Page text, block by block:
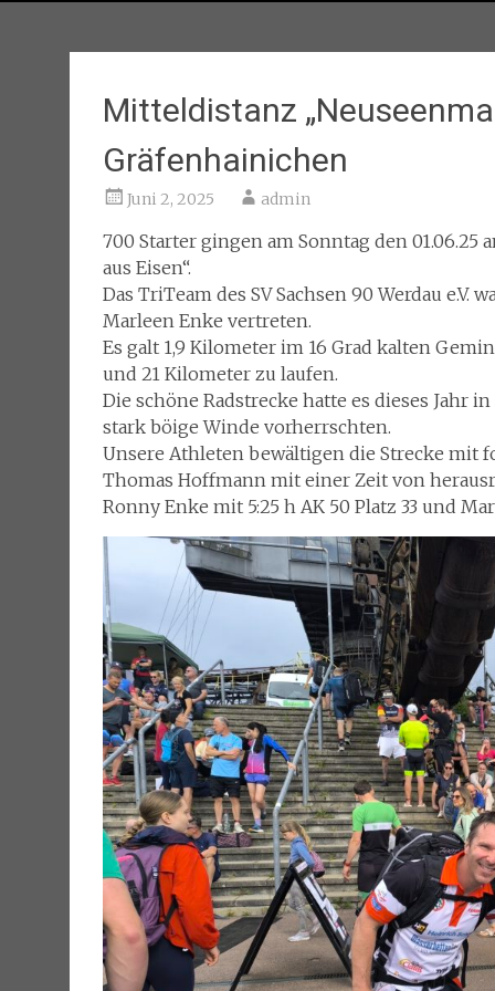
Mitteldistanz
Gräfenhainichen
Juni 2, 2025 admin
700 Starter gingen am Sonntag den
aus Eisen“.
Das TriTeam des SV Sachsen 90 Werdau
Marleen Enke vertreten.
Es galt 1,9 Kilometer im 16 Grad kalten
und 21 Kilometer zu laufen.
Die schöne Radstrecke hatte es dieses Jahr
stark böige Winde vorherrschten.
Unsere Athleten bewältigen die Strecke mit
Thomas Hoffmann mit einer Zeit von
Ronny Enke mit 5:25 h AK 50 Platz 33 und